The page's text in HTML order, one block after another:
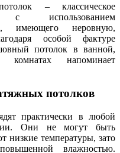
– классическое
использованием
имеющего неровную,
особой фактуре
потолок в ванной,
комнатах напоминает
потолков
практически в любой
Они не могут быть
низкие температуры, зато
влажностью.